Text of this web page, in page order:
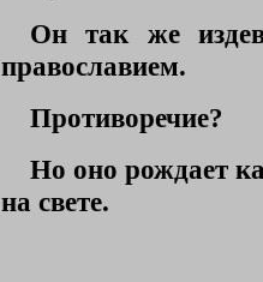
Он так же
православием.
Противоречие?
Но оно рождает
на свете.